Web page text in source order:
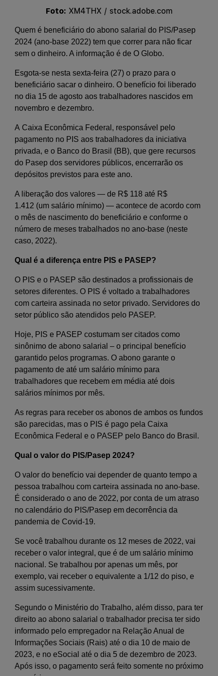
Foto: XM4THX / stock.adobe.com
Quem é beneficiário do abono salarial do PIS/Pasep
2024 (ano-base 2022) tem que correr para não ficar
sem o dinheiro. A informação é de O Globo.
Esgota-se nesta sexta-feira (27) o prazo para o
beneficiário sacar o dinheiro. O benefício foi liberado
no dia 15 de agosto aos trabalhadores nascidos em
novembro e dezembro.
A Caixa Econômica Federal, responsável pelo
pagamento no PIS aos trabalhadores da iniciativa
privada, e o Banco do Brasil (BB), que gere recursos
do Pasep dos servidores públicos, encerrarão os
depósitos previstos para este ano.
A liberação dos valores — de R$ 118 até R$
1.412 (um salário mínimo) — acontece de acordo com
o mês de nascimento do beneficiário e conforme o
número de meses trabalhados no ano-base (neste
caso, 2022).
Qual é a diferença entre PIS e PASEP?
O PIS e o PASEP são destinados a profissionais de
setores diferentes. O PIS é voltado a trabalhadores
com carteira assinada no setor privado. Servidores do
setor público são atendidos pelo PASEP.
Hoje, PIS e PASEP costumam ser citados como
sinônimo de abono salarial – o principal benefício
garantido pelos programas. O abono garante o
pagamento de até um salário mínimo para
trabalhadores que recebem em média até dois
salários mínimos por mês.
As regras para receber os abonos de ambos os fundos
são parecidas, mas o PIS é pago pela Caixa
Econômica Federal e o PASEP pelo Banco do Brasil.
Qual o valor do PIS/Pasep 2024?
O valor do benefício vai depender de quanto tempo a
pessoa trabalhou com carteira assinada no ano-base.
É considerado o ano de 2022, por conta de um atraso
no calendário do PIS/Pasep em decorrência da
pandemia de Covid-19.
Se você trabalhou durante os 12 meses de 2022, vai
receber o valor integral, que é de um salário mínimo
nacional. Se trabalhou por apenas um mês, por
exemplo, vai receber o equivalente a 1/12 do piso, e
assim sucessivamente.
Segundo o Ministério do Trabalho, além disso, para ter
direito ao abono salarial o trabalhador precisa ter sido
informado pelo empregador na Relação Anual de
Informações Sociais (Rais) até o dia 10 de maio de
2023, e no eSocial até o dia 5 de dezembro de 2023.
Após isso, o pagamento será feito somente no próximo